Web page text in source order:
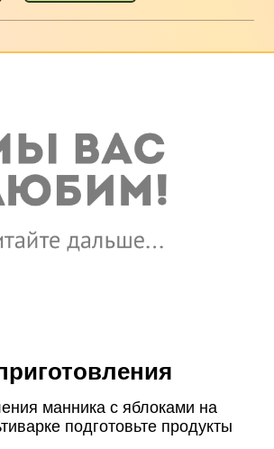
манника с яблоками на
подготовьте продукты